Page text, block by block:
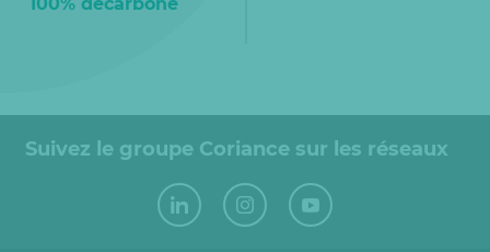
Suivez le groupe Coriance sur les réseaux